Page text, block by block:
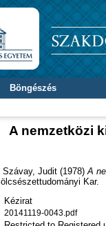
Böngészés
A nemzetközi
Szávay, Judit (1978) A
Kar.
Kézirat
20141119-0043.pdf